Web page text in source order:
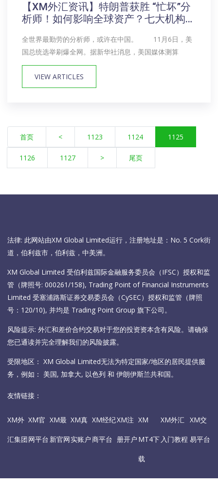
【XM外汇资讯】特朗普获胜 “忙坏”分
析师！如何影响全球资产？七大机构火
全世界最勤劳的分析师，或许在中国。 11月6日，美
国总统选举刷爆全网。据新华社消息，美国媒体测算
VIEW ARTICLES
首页 < 1123 1124 1125
1126 1127 > 尾页
法律: 此网站由XM Global Limited运行，注册地址是：No. 5 Cork街
道，伯利兹市，伯利兹，中美洲。
XM Global Limited 受伯利兹国际金融服务委员会（IFSC）授权和监
管（牌照号: 000261/158), Trading Point of Financial Instruments
Limited 受塞浦路斯证券交易委员会（CySEC）授权和监管（牌照
号：120/10), 并均是 Trading Point Group 旗下公司。
风险提示: 外汇和差价合约交易对于您的投资资本含有风险。请确保
您已通读并完全理解我们的风险披露。
受限地区： XM Global Limited无法为特定国家/地区的居民提供服
务，例如： 美国, 加拿大, 以色列 和 伊朗伊斯兰共和国。
友情链接：
XM外
汇集团
XM官
网平台
XM最
新官网
XM真
实账户
XM经纪
商平台
XM注
册开户
XM
MT4下
载
XM外汇
入门教程
XM交
易平台